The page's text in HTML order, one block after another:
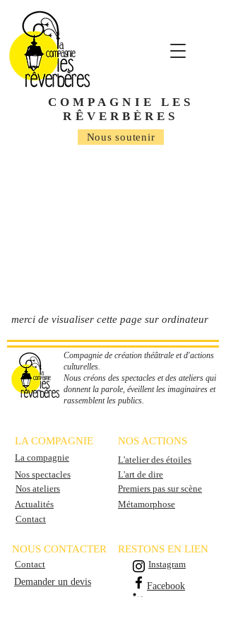
COMPAGNIE LES
RÊVERBÈRES
Nous soutenir
merci de visualiser cette page sur ordinateur
Compagnie de création théâtrale et d'actions
culturelles.
Nous créons des spectacles et des ateliers qui
donnent la parole, éveillent les imaginaires et
rassemblent les publics.
LA COMPAGNIE
La compagnie
Nos spectacles
Actualités
Contact
Nos ateliers
L'art de dire
Premiers pas sur scène
Métamorphose
NOS ACTIONS
L'atelier des étoiles
NOUS CONTACTER
Contact
Demander un devis
RESTONS EN LIEN
Instagram
Facebook